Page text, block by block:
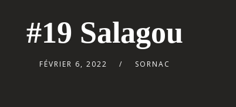
#19 Salagou
FÉVRIER 6, 2022 SORNAC